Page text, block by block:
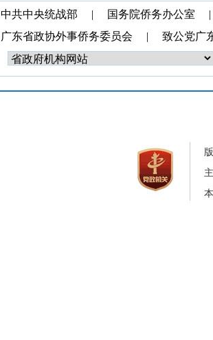
中共中央统战部 | 国务院侨务办公室
广东省政协外事侨务委员会 | 致公党广